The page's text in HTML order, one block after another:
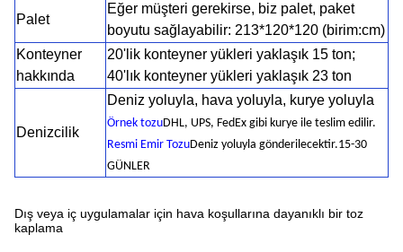
Palet
Eğer müşteri gerekirse, biz palet, paket
boyutu sağlayabilir: 213*120*120 (birim:cm)
Konteyner
hakkında
20'lik konteyner yükleri yaklaşık 15 ton;
40'lık konteyner yükleri yaklaşık 23 ton
Denizcilik
Deniz yoluyla, hava yoluyla, kurye yoluyla
Örnek tozuDHL, UPS, FedEx gibi kurye ile teslim edilir.
Resmi Emir TozuDeniz yoluyla gönderilecektir.15-30
GÜNLER
Dış veya iç uygulamalar için hava koşullarına dayanıklı bir toz
kaplama